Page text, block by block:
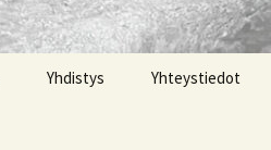
Yhdistys Yhteystiedot